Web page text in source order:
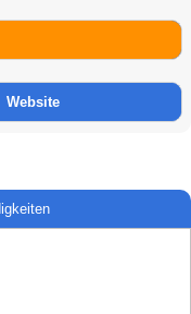
Website